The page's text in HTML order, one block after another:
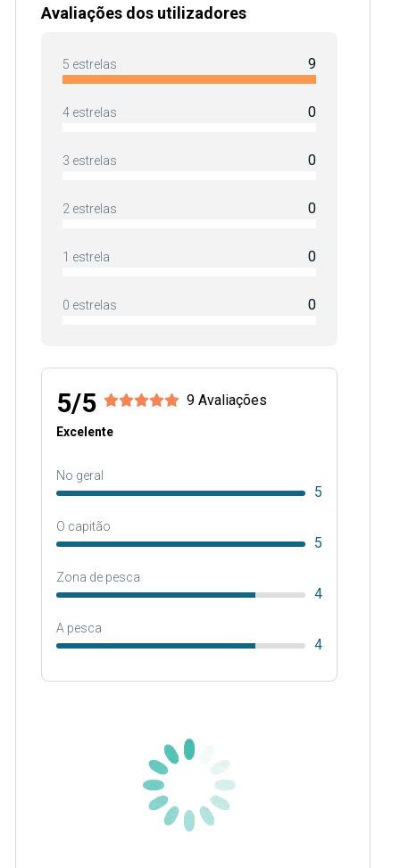
Avaliações dos utilizadores
5 estrelas 9
4 estrelas 0
3 estrelas 0
2 estrelas 0
1 estrela 0
0 estrelas 0
5/5 9 Avaliações
Excelente
No geral
5
O capitão
5
Zona de pesca
4
A pesca
4